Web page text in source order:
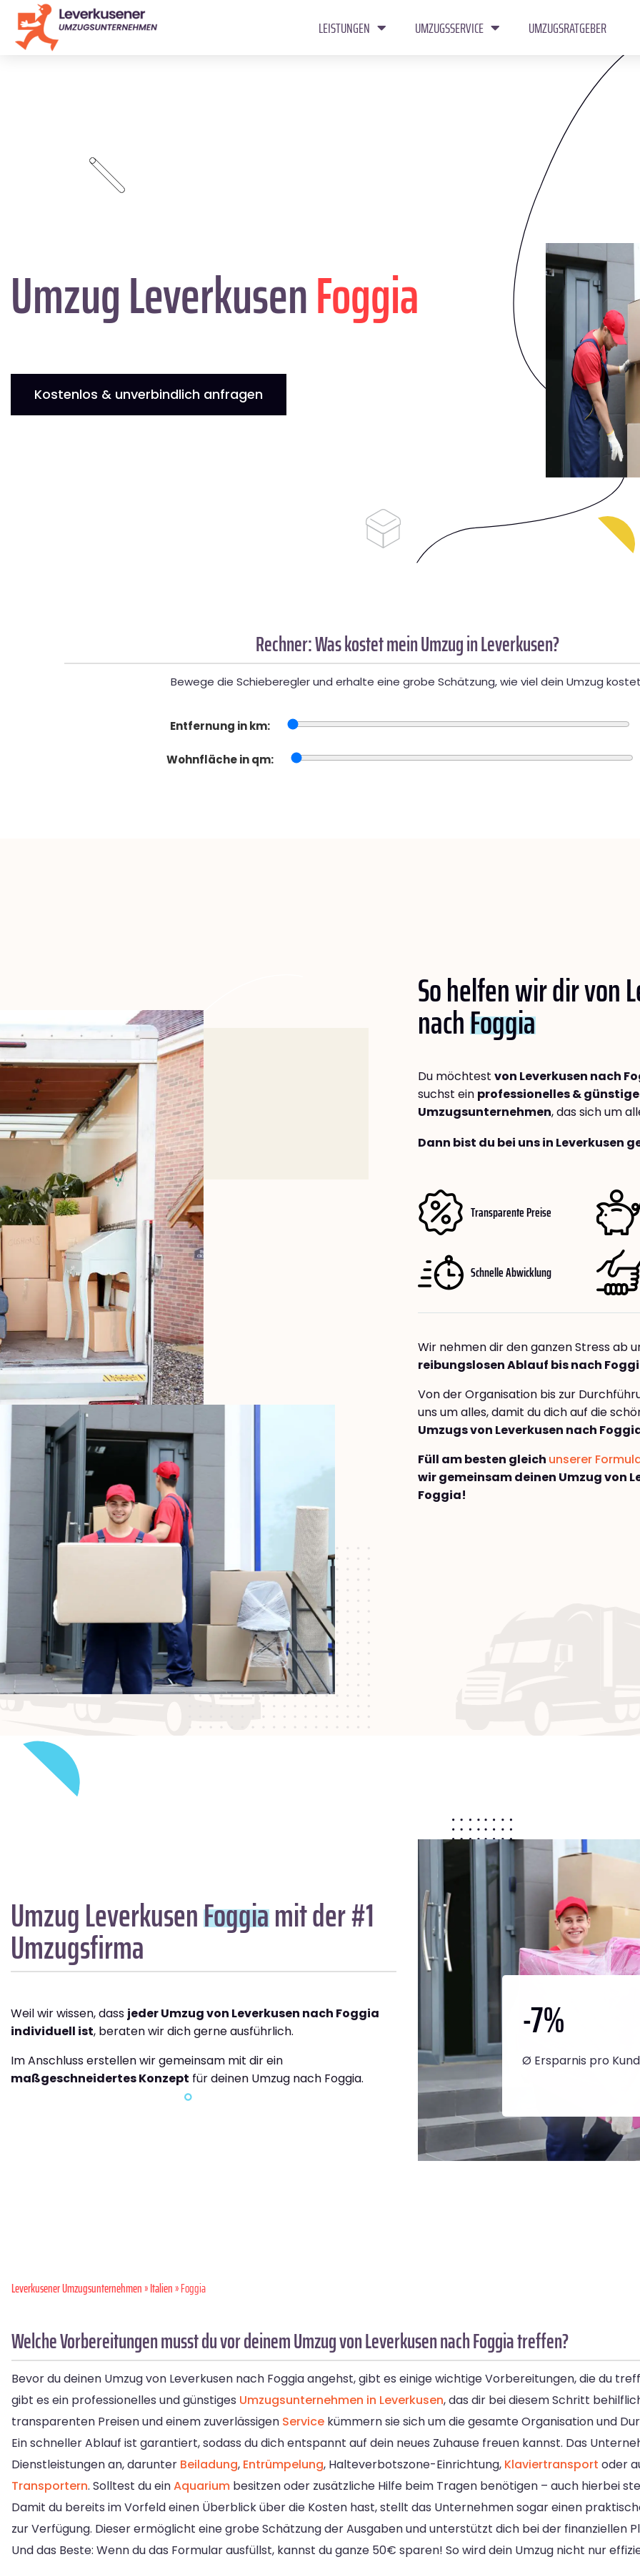
LEISTUNGEN UMZUGSSERVICE UMZUGSRATGEBER
Umzug LeverkusenFoggia
Kostenlos & unverbindlich anfragen
Rechner: Was kostet mein Umzug in Leverkusen?
Bewege die Schieberegler und erhalte eine grobe Schätzung, wie viel dein Umzug
Entfernung in km:
Wohnfläche in qm:
So helfen wir dir von
nachFoggia
Du möchtest von Leverkusen nach
suchst ein professionelles &
Umzugsunternehmen, das sich um
Dann bist du bei uns in Leverkusen
Transparente Preise
Schnelle Abwicklung
Wir nehmen dir den ganzen Stress ab
reibungslosen Ablauf bis nach
Von der Organisation bis zur
uns um alles, damit du dich auf die
Umzugs von Leverkusen nach
Füll am besten gleich unserer
wir gemeinsam deinen Umzug von
Foggia!
Umzug LeverkusenFoggiamit der #1
Umzugsfirma
Weil wir wissen, dass jeder Umzug von Leverkusen nach Foggia
individuell ist, beraten wir dich gerne ausführlich.
Im Anschluss erstellen wir gemeinsam mit dir ein
maßgeschneidertes Konzept für deinen Umzug nach Foggia.
-7%
Ø Ersparnis pro
Leverkusener Umzugsunternehmen»Italien» Foggia
Welche Vorbereitungen musst du vor deinem Umzug von Leverkusen nach Foggia treffen?
Bevor du deinen Umzug von Leverkusen nach Foggia angehst, gibt es einige wichtige Vorbereitungen, die du
gibt es ein professionelles und günstiges Umzugsunternehmen in Leverkusen, das dir bei diesem Schritt
transparenten Preisen und einem zuverlässigen Service kümmern sie sich um die gesamte Organisation und
Ein schneller Ablauf ist garantiert, sodass du dich entspannt auf dein neues Zuhause freuen kannst. Das
Dienstleistungen an, darunter Beiladung, Entrümpelung, Halteverbotszone-Einrichtung, Klaviertransport oder
Transportern. Solltest du einAquarium besitzen oder zusätzliche Hilfe beim Tragen benötigen – auch hierbei
Damit du bereits im Vorfeld einen Überblick über die Kosten hast, stellt das Unternehmen sogar einen
zur Verfügung. Dieser ermöglicht eine grobe Schätzung der Ausgaben und unterstützt dich bei der finanziellen
Und das Beste: Wenn du das Formular ausfüllst, kannst du ganze 50€ sparen! So wird dein Umzug nicht nur